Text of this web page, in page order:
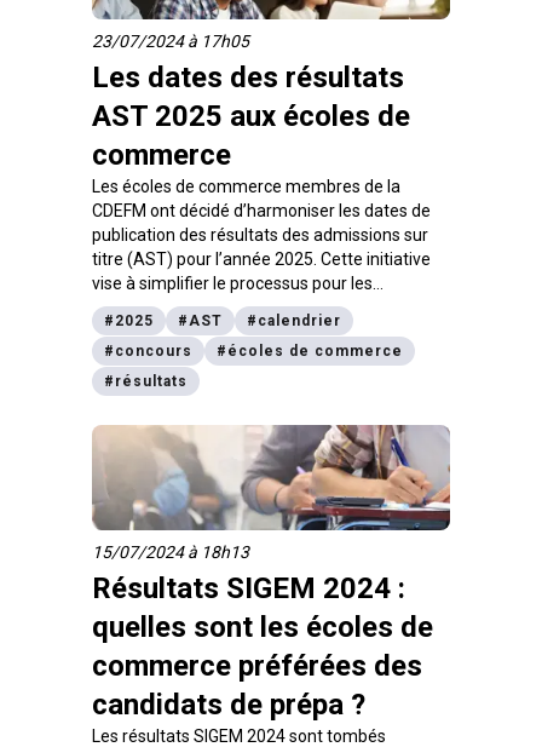
23/07/2024 à 17h05
Les dates des résultats
AST 2025 aux écoles de
commerce
Les écoles de commerce membres de la
CDEFM ont décidé d’harmoniser les dates de
publication des résultats des admissions sur
titre (AST) pour l’année 2025. Cette initiative
vise à simplifier le processus pour les
candidats et à offrir une plus grande
transparence.
# 2025 #AST # calendrier
# concours # écoles de commerce
# résultats
15/07/2024 à 18h13
Résultats SIGEM 2024 :
quelles sont les écoles de
commerce préférées des
candidats de prépa ?
Les résultats SIGEM 2024 sont tombés